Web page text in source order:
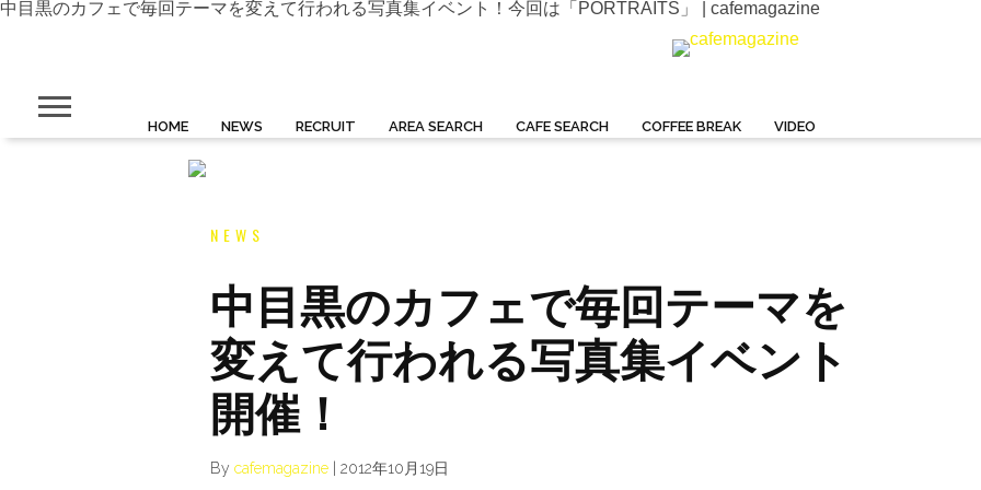
中目黒のカフェで毎回テーマを変えて行われる写真集イベント！今回は「PORTRAITS」 | cafemagazine
HOME NEWS RECRUIT AREA SEARCH CAFE SEARCH COFFEE BREAK VIDEO
NEWS
中目黒のカフェで毎回テーマを
変えて行われる写真集イベント
開催！
By cafemagazine 2012年10月19日